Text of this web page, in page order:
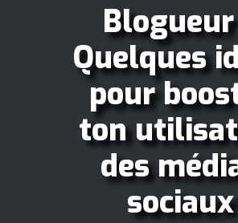
Quelques
pour
ton
des
sociaux